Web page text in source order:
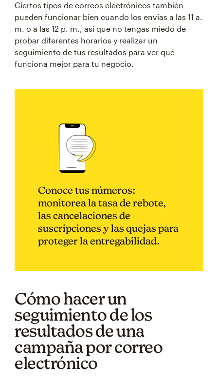
Ciertos tipos de correos electrónicos también
pueden funcionar bien cuando los envías a las 11 a.
m. o a las 12 p. m., así que no tengas miedo de
probar diferentes horarios y realizar un
seguimiento de tus resultados para ver qué
funciona mejor para tu negocio.
Conoce tus números:
monitorea la tasa de rebote,
las cancelaciones de
suscripciones y las quejas para
proteger la entregabilidad.
Cómo hacer un
seguimiento de los
resultados de una
campaña por correo
electrónico